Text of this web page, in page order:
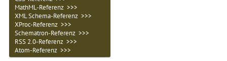
MathML-Referenz >>>
XML Schema-Referenz >>>
XProc-Referenz >>>
Schematron-Referenz >>>
RSS 2.0-Referenz >>>
Atom-Referenz >>>